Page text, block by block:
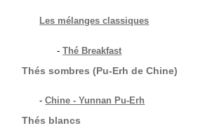
Les mélanges classiques
-Thé Breakfast
Thés sombres (Pu-Erh de Chine)
-Chine - Yunnan Pu-Erh
Thés blancs